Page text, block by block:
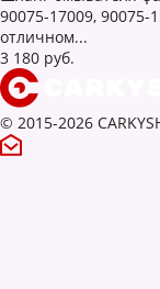
90075-17009, 90075-
отличном...
3 180 руб.
© 2015-2026